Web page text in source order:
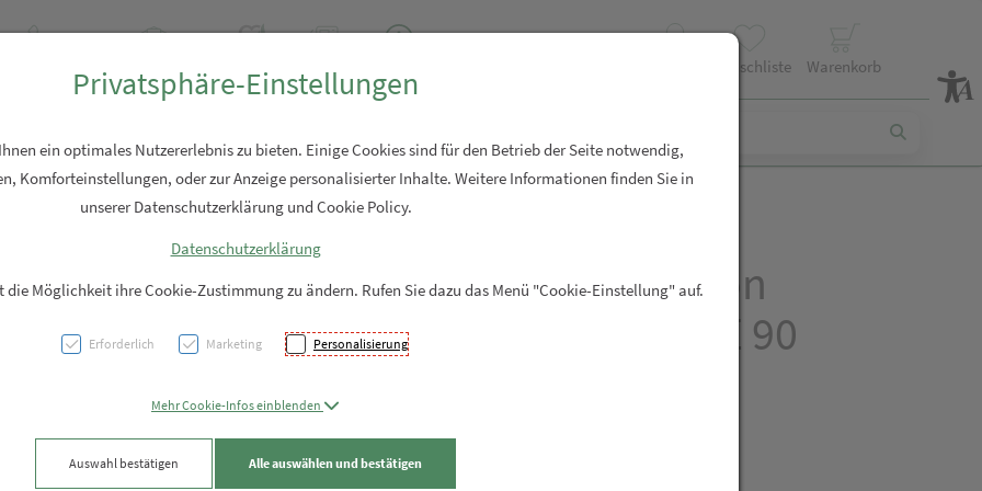
Wunschliste Warenkorb
GreenFood Nutrition
Lecithin + Vitamin E 90
Privatsphäre-Einstellungen
ein optimales Nutzererlebnis zu bieten. Einige Cookies sind für den Betrieb der Seite notwendig,
Komforteinstellungen, oder zur Anzeige personalisierter Inhalte. Weitere Informationen finden Sie in
unserer Datenschutzerklärung und Cookie Policy.
Datenschutzerklärung
die Möglichkeit ihre Cookie-Zustimmung zu ändern. Rufen Sie dazu das Menü "Cookie-Einstellung" auf.
Erforderlich Marketing Personalisierung
Mehr Cookie-Infos einblenden
Auswahl bestätigen Alle auswählen und bestätigen